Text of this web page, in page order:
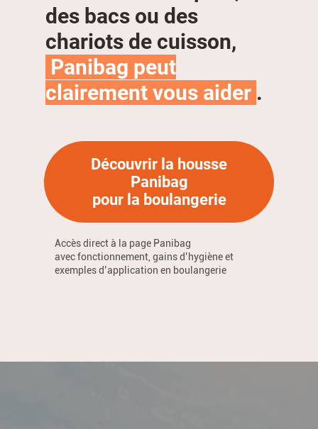
des bacs ou des
chariots de cuisson,
Panibag peut
clairement vous aider .
Découvrir la housse
Panibag
pour la boulangerie
Accès direct à la page Panibag
avec fonctionnement, gains d’hygiène et
exemples d’application en boulangerie